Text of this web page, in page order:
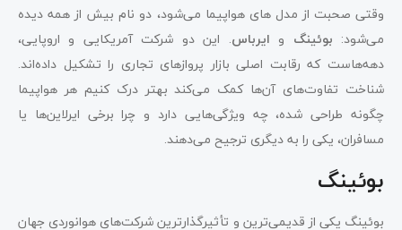
وقتی صحبت از مدل های هواپیما می‌شود، دو نام بیش از همه دیده
می‌شود: بوئینگ و ایرباس. این دو شرکت آمریکایی و اروپایی،
دهه‌هاست که رقابت اصلی بازار پروازهای تجاری را تشکیل داده‌اند.
شناخت تفاوت‌های آن‌ها کمک می‌کند بهتر درک کنیم هر هواپیما
چگونه طراحی شده، چه ویژگی‌هایی دارد و چرا برخی ایرلاین‌ها یا
مسافران، یکی را به دیگری ترجیح می‌دهند.
بوئینگ
بوئینگ یکی از قدیمی‌ترین و تأثیرگذارترین شرکت‌های هوانوردی جهان